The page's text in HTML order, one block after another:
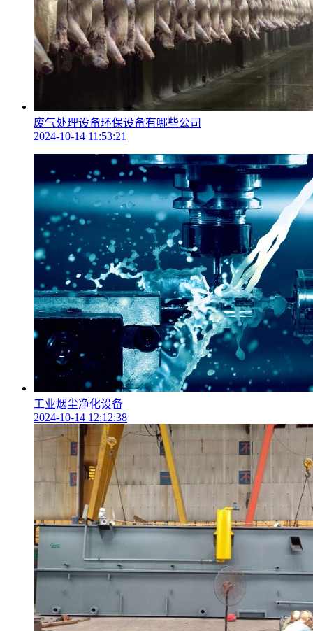
废气处理设备环保设备有哪些公司
2024-10-14 11:53:21
工业烟尘净化设备
2024-10-14 12:12:38